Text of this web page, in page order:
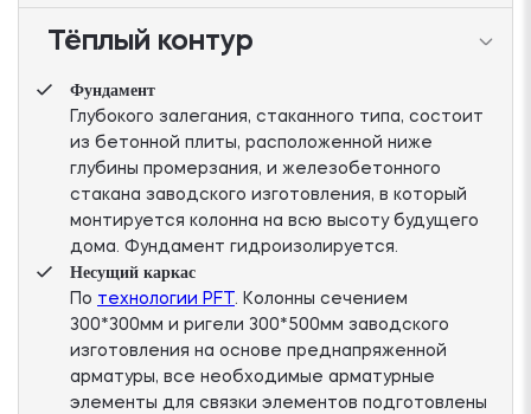
Тёплый контур
Фундамент
Глубокого залегания, стаканного типа, состоит
из бетонной плиты, расположенной ниже
глубины промерзания, и железобетонного
стакана заводского изготовления, в который
монтируется колонна на всю высоту будущего
дома. Фундамент гидроизолируется.
Несущий каркас
По технологии PFT. Колонны сечением
300*300мм и ригели 300*500мм заводского
изготовления на основе преднапряженной
арматуры, все необходимые арматурные
элементы для связки элементов подготовлены